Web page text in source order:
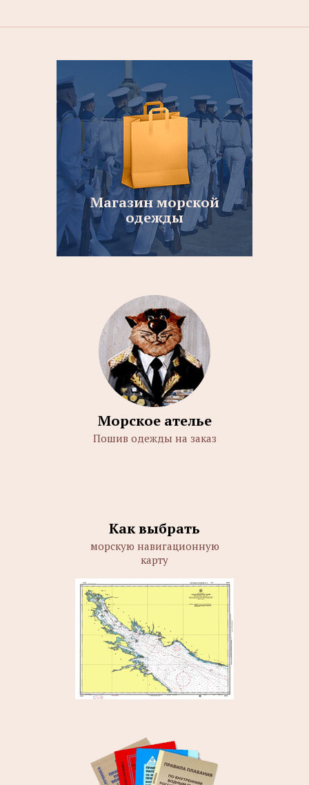
Магазин морской
одежды
Морское ателье
Пошив одежды на заказ
Как выбрать
морскую навигационную
карту